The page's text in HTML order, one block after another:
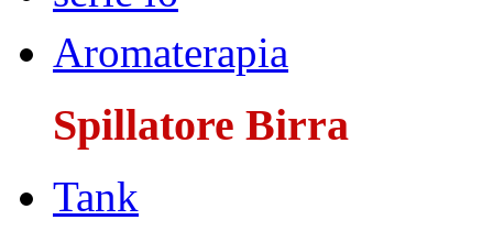
Aromaterapia
Spillatore Birra
Tank